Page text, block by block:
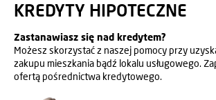
KREDYTY HIPOTECZNE
Zastanawiasz się nad kredytem?
Możesz skorzystać z naszej pomocy przy
zakupu mieszkania bądź lokalu usługowego.
ofertą pośrednictwa kredytowego.